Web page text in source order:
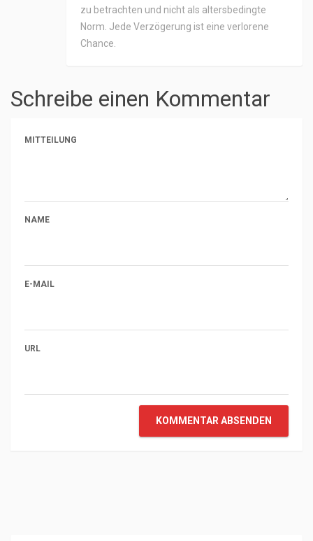
zu betrachten und nicht als altersbedingte
Norm. Jede Verzögerung ist eine verlorene
Chance.
Schreibe einen Kommentar
MITTEILUNG
NAME
E-MAIL
URL
KOMMENTAR ABSENDEN